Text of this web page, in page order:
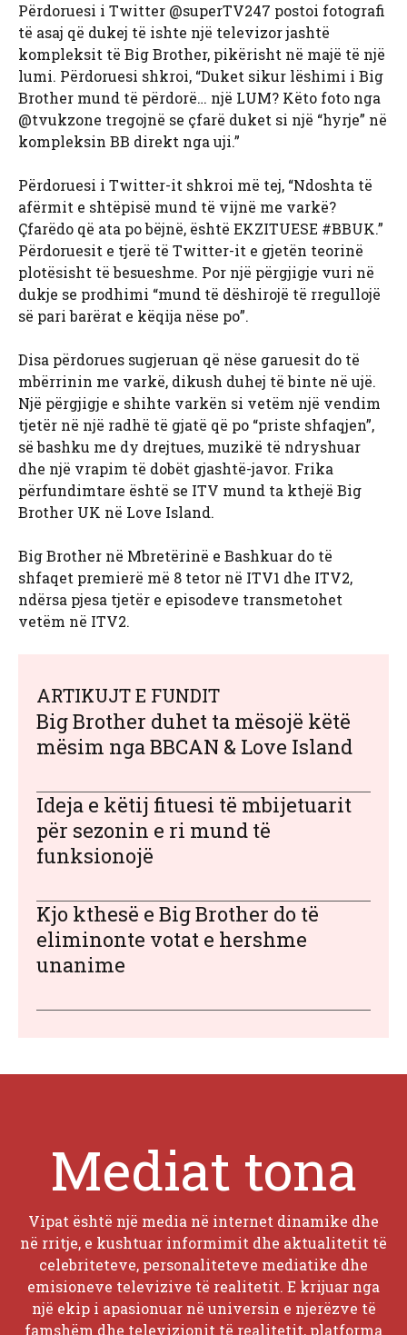
Përdoruesi i Twitter @superTV247 postoi fotografi
të asaj që dukej të ishte një televizor jashtë
kompleksit të Big Brother, pikërisht në majë të një
lumi. Përdoruesi shkroi, “Duket sikur lëshimi i Big
Brother mund të përdorë… një LUM? Këto foto nga
@tvukzone tregojnë se çfarë duket si një “hyrje” në
kompleksin BB direkt nga uji.”
Përdoruesi i Twitter-it shkroi më tej, “Ndoshta të
afërmit e shtëpisë mund të vijnë me varkë?
Çfarëdo që ata po bëjnë, është EKZITUESE #BBUK.”
Përdoruesit e tjerë të Twitter-it e gjetën teorinë
plotësisht të besueshme. Por një përgjigje vuri në
dukje se prodhimi “mund të dëshirojë të rregullojë
së pari barërat e këqija nëse po”.
Disa përdorues sugjeruan që nëse garuesit do të
mbërrinin me varkë, dikush duhej të binte në ujë.
Një përgjigje e shihte varkën si vetëm një vendim
tjetër në një radhë të gjatë që po “priste shfaqjen”,
së bashku me dy drejtues, muzikë të ndryshuar
dhe një vrapim të dobët gjashtë-javor. Frika
përfundimtare është se ITV mund ta kthejë Big
Brother UK në Love Island.
Big Brother në Mbretërinë e Bashkuar do të
shfaqet premierë më 8 tetor në ITV1 dhe ITV2,
ndërsa pjesa tjetër e episodeve transmetohet
vetëm në ITV2.
ARTIKUJT E FUNDIT
Big Brother duhet ta mësojë këtë
mësim nga BBCAN & Love Island
Ideja e këtij fituesi të mbijetuarit
për sezonin e ri mund të
funksionojë
Kjo kthesë e Big Brother do të
eliminonte votat e hershme
unanime
Mediat tona
Vipat është një media në internet dinamike dhe
në rritje, e kushtuar informimit dhe aktualitetit të
celebriteteve, personaliteteve mediatike dhe
emisioneve televizive të realitetit. E krijuar nga
një ekip i apasionuar në universin e njerëzve të
famshëm dhe televizionit të realitetit, platforma